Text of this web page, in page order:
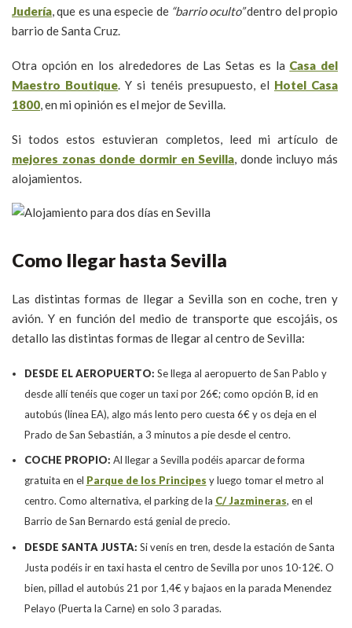
Judería, que es una especie de “barrio oculto”dentro del propio
barrio de Santa Cruz.
Otra opción en los alrededores de Las Setas es la Casa del
Maestro Boutique. Y si tenéis presupuesto, el Hotel Casa
1800, en mi opinión es el mejor de Sevilla.
Si todos estos estuvieran completos, leed mi artículo de
mejores zonas donde dormir en Sevilla, donde incluyo más
alojamientos.
Como llegar hasta Sevilla
Las distintas formas de llegar a Sevilla son en coche, tren y
avión. Y en función del medio de transporte que escojáis, os
detallo las distintas formas de llegar al centro de Sevilla:
DESDE EL AEROPUERTO: Se llega al aeropuerto de San Pablo y
desde allí tenéis que coger un taxi por 26€; como opción B, id en
autobús (linea EA), algo más lento pero cuesta 6€ y os deja en el
Prado de San Sebastián, a 3 minutos a pie desde el centro.
COCHE PROPIO: Al llegar a Sevilla podéis aparcar de forma
gratuita en el Parque de los Principes y luego tomar el metro al
centro. Como alternativa, el parking de la C/ Jazmineras, en el
Barrio de San Bernardo está genial de precio.
DESDE SANTA JUSTA: Si venís en tren, desde la estación de Santa
Justa podéis ir en taxi hasta el centro de Sevilla por unos 10-12€. O
bien, pillad el autobús 21 por 1,4€ y bajaos en la parada Menendez
Pelayo (Puerta la Carne) en solo 3 paradas.